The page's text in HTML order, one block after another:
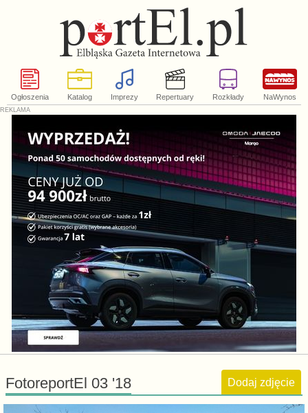
Ogłoszenia Katalog Imprezy Repertuary Rozkłady NaWynos
FotoreportEl 03 '18 Dodaj zdjęcie